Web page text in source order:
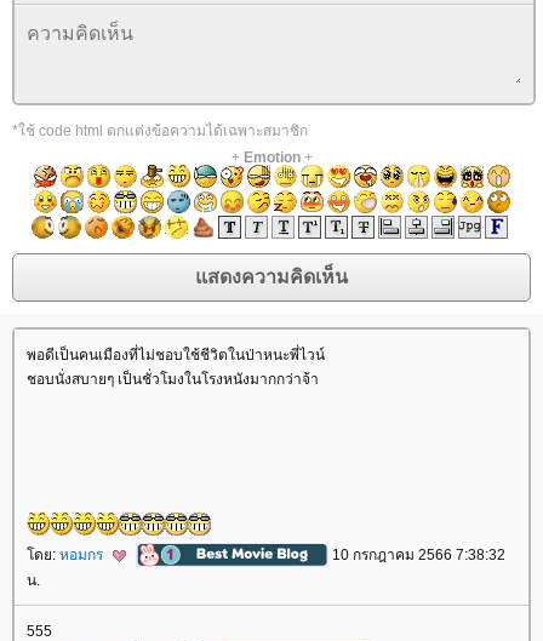
*ใช้ code html ตกแต่งข้อความได้เฉพาะสมาชิก
+ Emotion+
พอดีเป็นคนเมืองที่ไม่ชอบใช้ชีวิตในป่าหนะพี่ไวน์
ชอบนั่งสบายๆ เป็นชั่วโมงในโรงหนังมากกว่าจ้า
ดย: หอมกร
10 กรกฎาคม 2566 7:38:32
น.
555